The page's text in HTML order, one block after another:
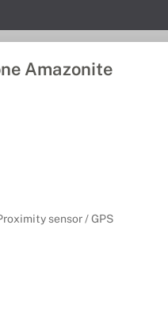
Amazonite
sensor / GPS